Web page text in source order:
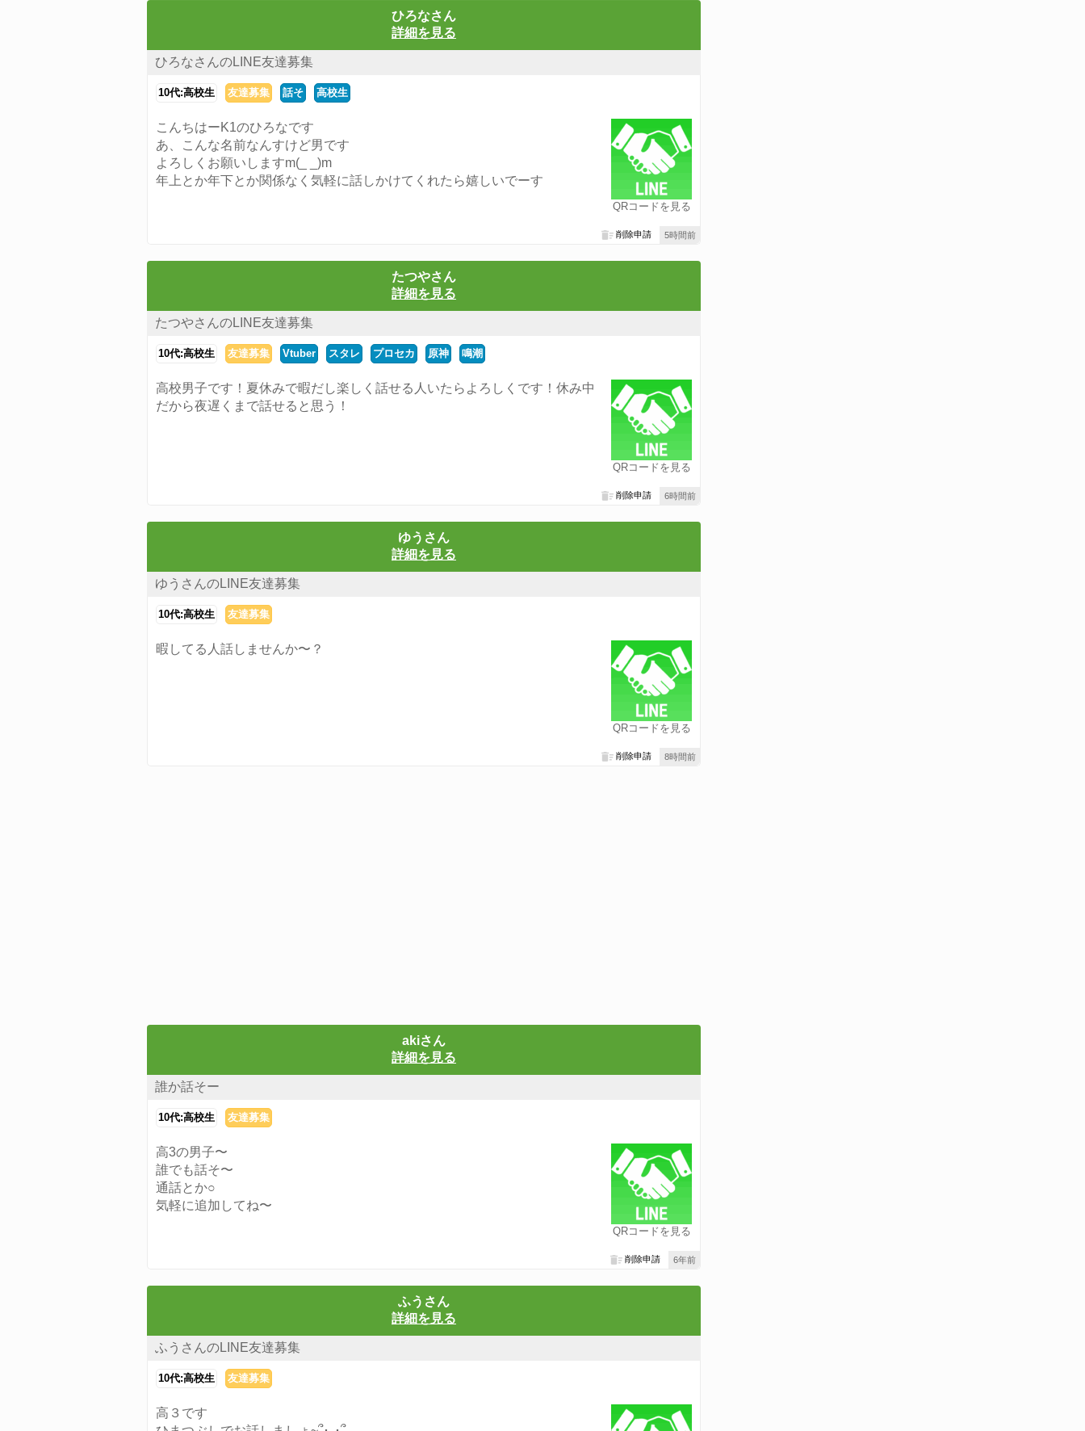
ひろなさん
詳細を見る
ひろなさんのLINE友達募集
10代:高校生 友達募集 話そ 高校生
QRコードを見る
こんちはーK1のひろなです
あ、こんな名前なんすけど男です
よろしくお願いしますm(_ _)m
年上とか年下とか関係なく気軽に話しかけてくれたら嬉しいでーす
5時間前
削除申請
たつやさん
詳細を見る
たつやさんのLINE友達募集
10代:高校生 友達募集 Vtuber スタレ プロセカ 原神 鳴潮
QRコードを見る
高校男子です！夏休みで暇だし楽しく話せる人いたらよろしくです！休み中
だから夜遅くまで話せると思う！
6時間前
削除申請
ゆうさん
詳細を見る
ゆうさんのLINE友達募集
10代:高校生 友達募集
QRコードを見る
暇してる人話しませんか〜？
8時間前
削除申請
akiさん
詳細を見る
誰か話そー
10代:高校生 友達募集
QRコードを見る
高3の男子〜
誰でも話そ〜
通話とか○
気軽に追加してね〜
6年前
削除申請
ふうさん
詳細を見る
ふうさんのLINE友達募集
10代:高校生 友達募集
高３です